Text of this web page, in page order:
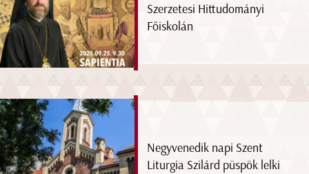
Szerzetesi Hittudományi
Főiskolán
Negyvenedik napi Szent
Liturgia Szilárd püspök lelki